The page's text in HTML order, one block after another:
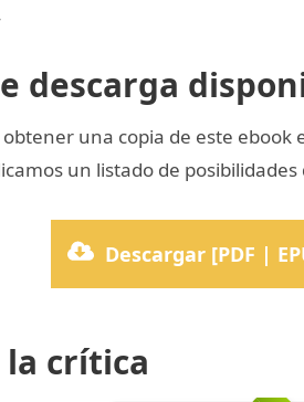
descarga
obtener una copia de este ebook
un listado de
Descargar [PDF |
crítica